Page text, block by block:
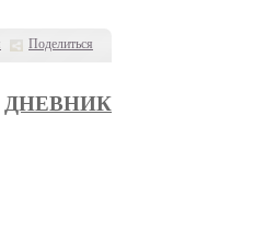
Поделиться
ДНЕВНИК